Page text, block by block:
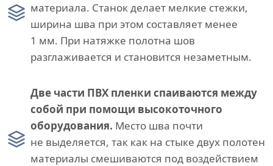
материала. Станок делает мелкие стежки,
ширина шва при этом составляет менее
1 мм. При натяжке полотна шов
разглаживается и становится незаметным.
Две части ПВХ пленки спаиваются между
собой при помощи высокоточного
оборудования. Место шва почти
не выделяется, так как на стыке двух полотен
материалы смешиваются под воздействием